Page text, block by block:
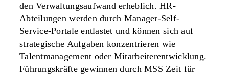
den Verwaltungsaufwand erheblich. HR-
Abteilungen werden durch Manager-Self-
Service-Portale entlastet und können sich auf
strategische Aufgaben konzentrieren wie
Talentmanagement oder Mitarbeiterentwicklung.
Führungskräfte gewinnen durch MSS Zeit für